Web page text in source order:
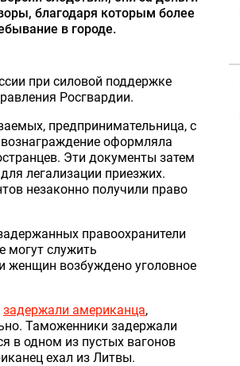
благодаря которым более
в городе.
при силовой поддержке
Росгвардии.
предпринимательница, с
оформляла
Эти документы затем
легализации приезжих.
незаконно получили право
правоохранители
могут служить
женщин возбуждено уголовное
задержали американца,
Таможенники задержали
в одном из пустых вагонов
ехал из Литвы.